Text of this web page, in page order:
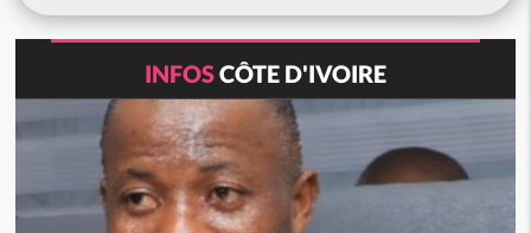
INFOSCÔTE D'IVOIRE